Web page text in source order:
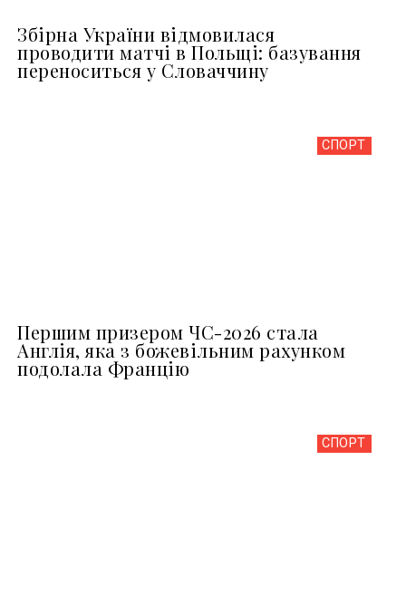
Збірна України відмовилася
проводити матчі в Польщі: базування
переноситься у Словаччину
СПОРТ
Першим призером ЧС-2026 стала
Англія, яка з божевільним рахунком
подолала Францію
СПОРТ